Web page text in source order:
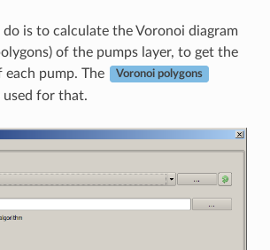
is to calculate the Voronoi diagram
of the pumps layer, to get the
each pump. The
Voronoi polygons
used for that.